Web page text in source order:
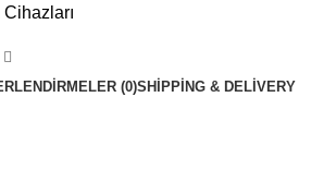
(0)SHIPPING & DELIVERY